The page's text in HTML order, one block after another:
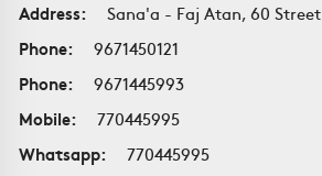
Address:
Sana'a - Faj Atan, 60 Street
Phone:
9671450121
Phone:
9671445993
Mobile:
770445995
Whatsapp:
770445995